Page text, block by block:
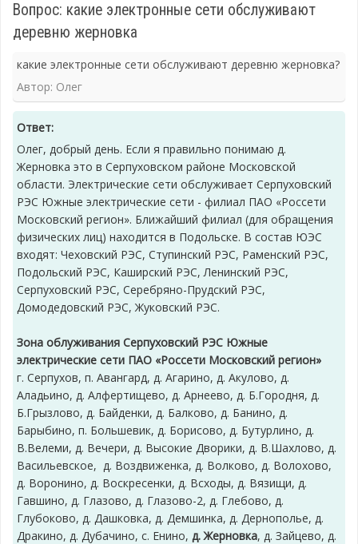
Вопрос: какие электронные сети обслуживают
деревню жерновка
какие электронные сети обслуживают деревню жерновка?
Автор: Олег
Ответ:
Олег, добрый день. Если я правильно понимаю д.
Жерновка это в Серпуховском районе Московской
области. Электрические сети обслуживает Серпуховский
РЭС Южные электрические сети - филиал ПАО «Россети
Московский регион». Ближайший филиал (для обращения
физических лиц) находится в Подольске. В состав ЮЭС
входят: Чеховский РЭС, Ступинский РЭС, Раменский РЭС,
Подольский РЭС, Каширский РЭС, Ленинский РЭС,
Серпуховский РЭС, Серебряно-Прудский РЭС,
Домодедовский РЭС, Жуковский РЭС.
Зона облуживания Серпуховский РЭС Южные
электрические сети ПАО «Россети Московский регион»
г. Серпухов, п. Авангард, д. Агарино, д. Акулово, д.
Аладьино, д. Алфертищево, д. Арнеево, д. Б.Городня, д.
Б.Грызлово, д. Байденки, д. Балково, д. Банино, д.
Барыбино, п. Большевик, д. Борисово, д. Бутурлино, д.
В.Велеми, д. Вечери, д. Высокие Дворики, д. В.Шахлово, д.
Васильевское, д. Воздвиженка, д. Волково, д. Волохово,
д. Воронино, д. Воскресенки, д. Всходы, д. Вязищи, д.
Гавшино, д. Глазово, д. Глазово-2, д. Глебово, д.
Глубоково, д. Дашковка, д. Демшинка, д. Дернополье, д.
Дракино, д. Дубачино, с. Енино, д. Жерновка, д. Зайцево, д.